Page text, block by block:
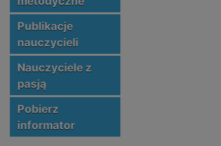
Publikacje
nauczycieli
Nauczyciele z
pasją
Pobierz
informator